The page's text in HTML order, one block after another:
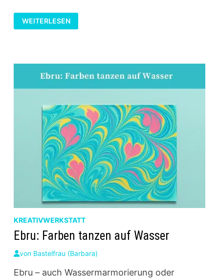
PERLEN
MARMORIEREN
WEITERLESEN
KREATIVWERKSTATT
Ebru: Farben tanzen auf Wasser
von Bastelfrau (Barbara)
Ebru – auch Wassermarmorierung oder